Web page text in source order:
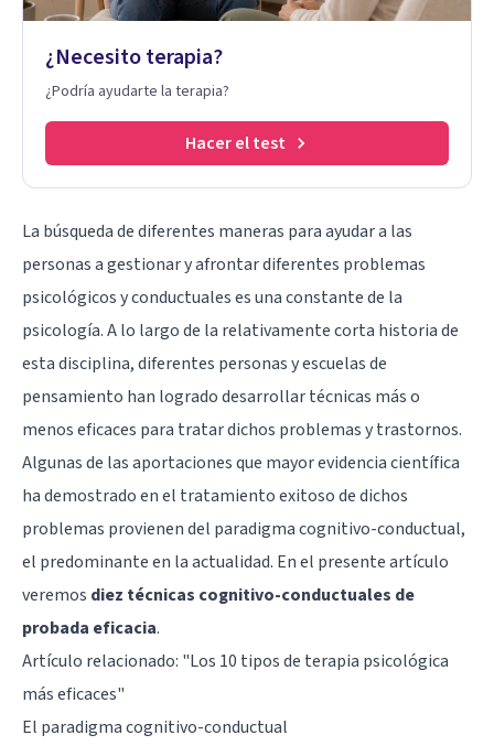
¿Necesito terapia?
¿Podría ayudarte la terapia?
Hacer el test
La búsqueda de diferentes maneras para ayudar a las
personas a gestionar y afrontar diferentes problemas
psicológicos y conductuales es una constante de la
psicología. A lo largo de la relativamente corta historia de
esta disciplina, diferentes personas y escuelas de
pensamiento han logrado desarrollar técnicas más o
menos eficaces para tratar dichos problemas y trastornos.
Algunas de las aportaciones que mayor evidencia científica
ha demostrado en el tratamiento exitoso de dichos
problemas provienen del paradigma cognitivo-conductual,
el predominante en la actualidad. En el presente artículo
veremos diez técnicas cognitivo-conductuales de
probada eficacia.
Artículo relacionado: "Los 10 tipos de terapia psicológica
más eficaces"
El paradigma cognitivo-conductual